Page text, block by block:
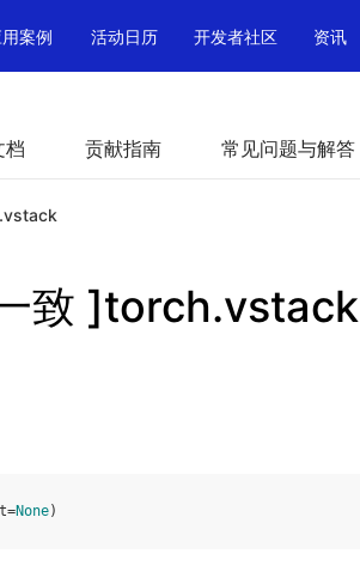
案例 活动日历 开发者社区 资讯
档 贡献指南 常见问题与解答
致 ]torch.vstack
=None)